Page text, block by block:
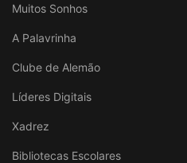
Muitos Sonhos
A Palavrinha
Clube de Alemão
Líderes Digitais
Xadrez
Bibliotecas Escolares